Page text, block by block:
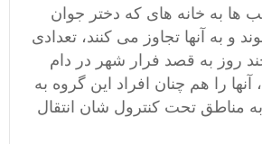
ها به خانه های که دختر جوان
و به آنها تجاوز می کنند، تعدادی
روز به قصد فرار شهر در دام
آنها را هم چنان افراد این گروه به
مناطق تحت کنترول شان انتقال